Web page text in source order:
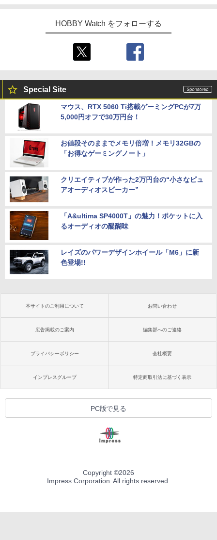
HOBBY Watch をフォローする
Special Site
マウス、RTX 5060 Ti搭載ゲーミングPCが7万
5,000円オフで30万円台！
お値段そのままでメモリ倍増！メモリ32GBの
「お得なゲーミングノート」
クリエイティブが作った2万円台の“小さなピュ
アオーディオスピーカー”
「A&ultima SP4000T」の魅力！ポケットに入
るオーディオの醍醐味
レイズのパワーデザインホイール「M6」に新
色登場!!
本サイトのご利用について お問い合わせ
広告掲載のご案内 編集部へのご連絡
プライバシーポリシー 会社概要
インプレスグループ 特定商取引法に基づく表示
PC版で見る
Copyright ©2026
Impress Corporation. All rights reserved.